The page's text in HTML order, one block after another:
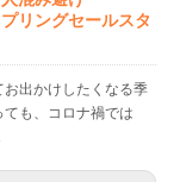
リングセールスタ
出かけしたくなる季
も、コロナ禍では